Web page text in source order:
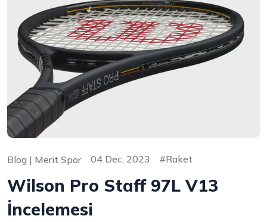
Blog | Merit Spor 04 Dec, 2023 Raket
Wilson Pro Staff 97L V13
İncelemesi